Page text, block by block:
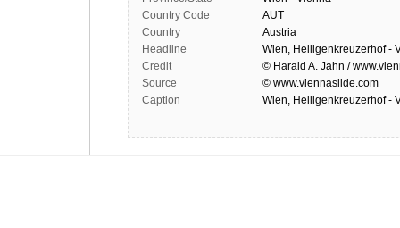
Country Code
AUT
Country
Austria
Headline
Wien, Heiligenkreuzerhof -
Credit
© Harald A. Jahn /
Source
© www.viennaslide.com
Caption
Wien, Heiligenkreuzerhof -